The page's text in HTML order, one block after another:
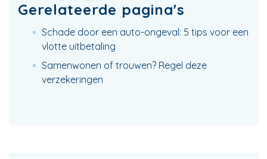
Gerelateerde pagina's
Schade door een auto-ongeval: 5 tips voor een
vlotte uitbetaling
Samenwonen of trouwen? Regel deze
verzekeringen